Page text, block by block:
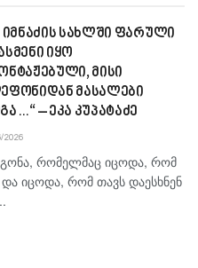
იმნაძის სახლში ფარული
იყო
მისი
მასალები
– ეკა კუპატაძე
2026
რომელმაც იცოდა, რომ
და იცოდა, რომ თავს დაესხნენ